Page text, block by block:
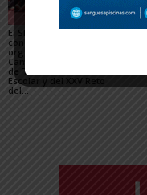
El SDR Arenas supera
con éxito el gran reto
organizativo del
Campeonato de España
de Triatlón de Edad
Escolar y del XXV Reto
del...
Casi